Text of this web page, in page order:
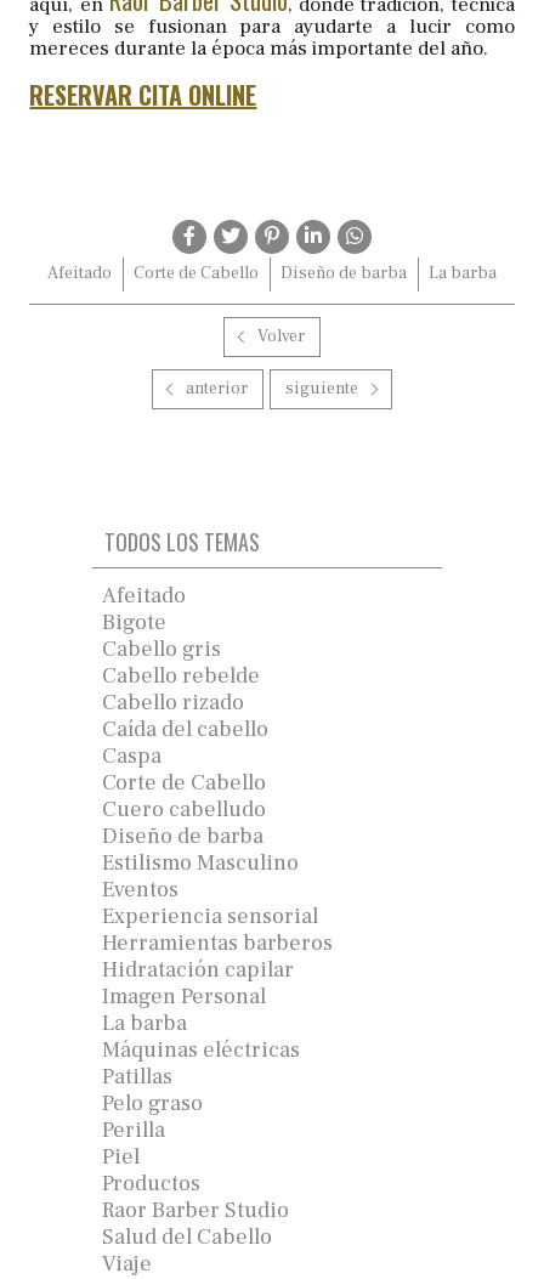
y estilo se fusionan para ayudarte a lucir como
mereces durante la época más importante del año.
RESERVAR CITA ONLINE
Afeitado Corte de Cabello Diseño de barba La barba
Volver
anterior siguiente
TODOS LOS TEMAS
Afeitado
Bigote
Cabello gris
Cabello rebelde
Cabello rizado
Caída del cabello
Caspa
Corte de Cabello
Cuero cabelludo
Diseño de barba
Estilismo Masculino
Eventos
Experiencia sensorial
Herramientas barberos
Hidratación capilar
Imagen Personal
La barba
Máquinas eléctricas
Patillas
Pelo graso
Perilla
Piel
Productos
Raor Barber Studio
Salud del Cabello
Viaje